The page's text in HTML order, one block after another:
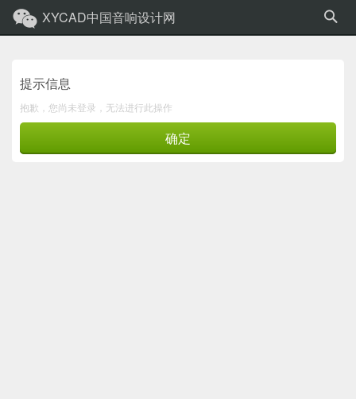
XYCAD中国音响设计网
提示信息
抱歉，您尚未登录，无法进行此操作
确定